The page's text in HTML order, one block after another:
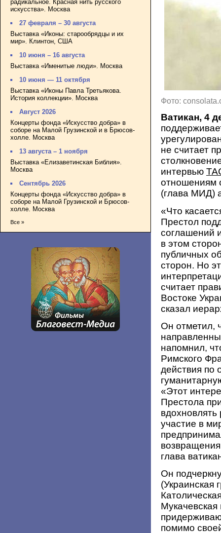
радикальное. Красная нить русского
искусства». Москва
27 февраля – 30 августа
Выставка «Иконы: старообрядцы и их
мир». Клинтон, США
10 июня – 16 августа
Выставка «Именитые люди». Москва
10 июня — 11 октября
Выставка «Иконы Павла Третьякова.
История коллекции». Москва
Август 2026
Концерты фонда «Искусство добра» в
соборе на Малой Грузинской и в Брюсов-
холле. Москва
13 августа – 1 ноября
Выставка «Елизаветинская Библия».
Москва
Сентябрь 2026
Концерты фонда «Искусство добра» в
соборе на Малой Грузинской и Брюсов-
холле. Москва
Все »
Фото:
Ватикан, 4
не считает
интервью
отношениям
(глава МИД)
«Что
Престол
соглашений
в этом
публичных
сторон. Но
считает
Востоке
сказал
Он отметил,
напомнил,
Римского
действия по
«Этот
Престола
участие в
глава
Он
(Украинская
Мукачевская
помимо